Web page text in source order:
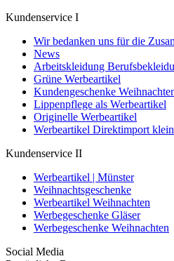
Kundenservice I
Wir bedanken uns für die
News
Arbeitskleidung
Grüne Werbeartikel
Kundengeschenke
Lippenpflege als Werbeartikel
Originelle Werbeartikel
Werbeartikel Direktimport
Kundenservice II
Werbeartikel | Münster
Weihnachtsgeschenke
Werbeartikel Weihnachten
Werbegeschenke Gläser
Werbegeschenke Weihnachten
Social Media